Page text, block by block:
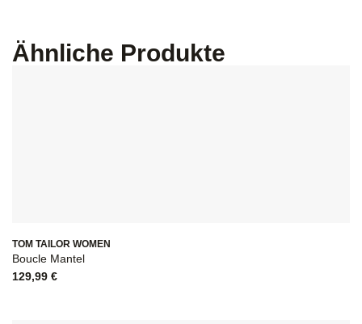
Ähnliche Produkte
TOM TAILOR WOMEN
Boucle Mantel
129,99 €